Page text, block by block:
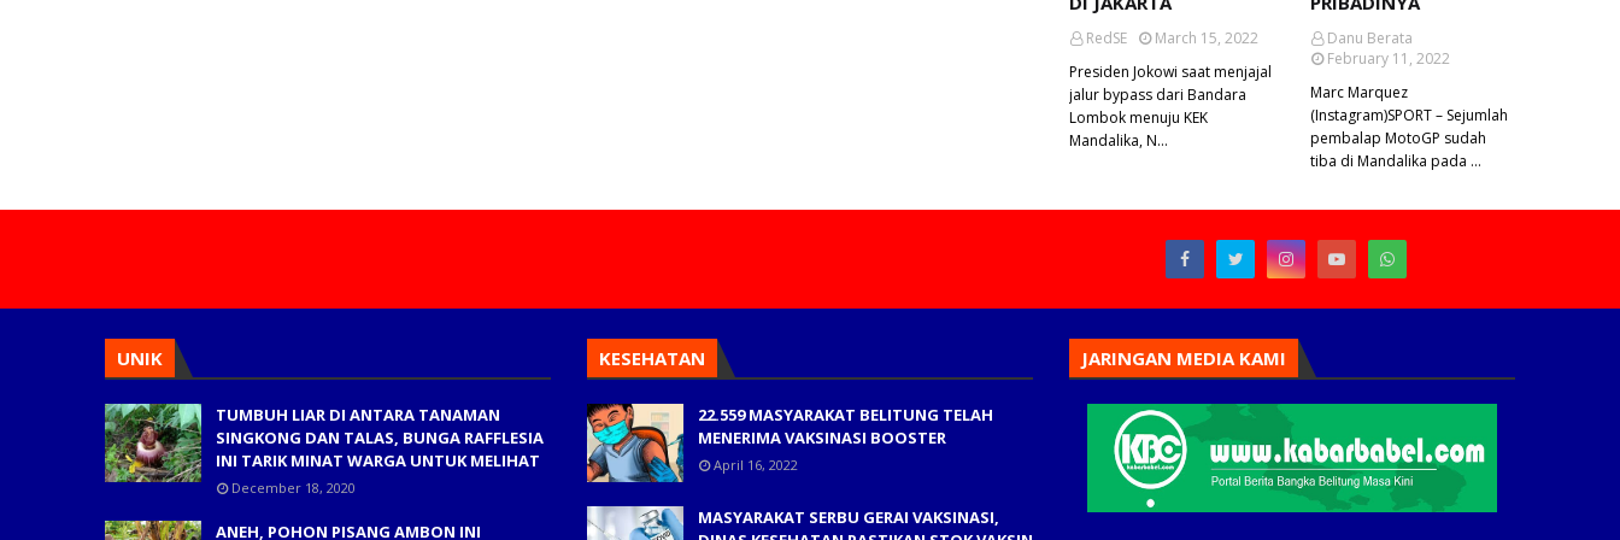
RedSE
March 15, 2022
Presiden Jokowi saat menjajal
jalur bypass dari Bandara
Lombok menuju KEK
Mandalika, N…
Danu Berata
February 11, 2022
Marc Marquez
(Instagram)SPORT – Sejumlah
pembalap MotoGP sudah
tiba di Mandalika pada …
UNIK
TUMBUH LIAR DI ANTARA TANAMAN
SINGKONG DAN TALAS, BUNGA RAFFLESIA
INI TARIK MINAT WARGA UNTUK MELIHAT
December 18, 2020
ANEH, POHON PISANG AMBON INI
KESEHATAN
22.559 MASYARAKAT BELITUNG TELAH
MENERIMA VAKSINASI BOOSTER
April 16, 2022
MASYARAKAT SERBU GERAI VAKSINASI,
JARINGAN MEDIA KAMI